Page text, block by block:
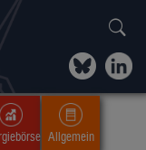
Allgemein